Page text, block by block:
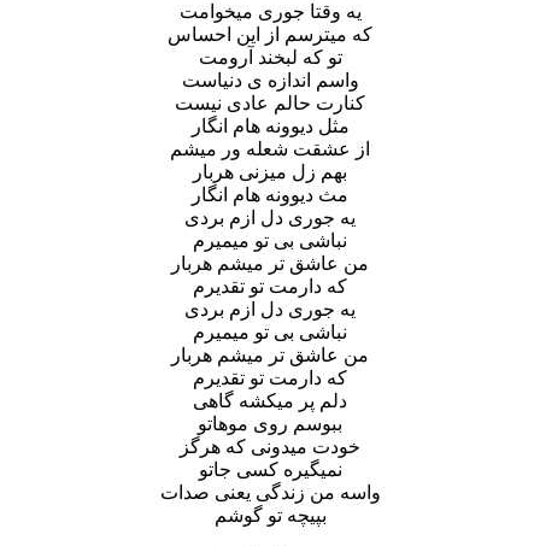
یه وقتا جوری میخوامت
که میترسم از این احساس
تو که لبخند آرومت
واسم اندازه ی دنیاست
کنارت حالم عادی نیست
مثل دیوونه هام انگار
از عشقت شعله ور میشم
بهم زل میزنی هربار
مث دیوونه هام انگار
یه جوری دل ازم بردی
نباشی بی تو میمیرم
من عاشق تر میشم هربار
که دارمت تو تقدیرم
یه جوری دل ازم بردی
نباشی بی تو میمیرم
من عاشق تر میشم هربار
که دارمت تو تقدیرم
دلم پر میکشه گاهی
ببوسم روی موهاتو
خودت میدونی که هرگز
نمیگیره کسی جاتو
واسه من زندگی یعنی صدات
بپیچه تو گوشم